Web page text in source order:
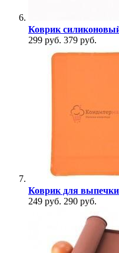
Коврик
299 руб. 379 руб.
Коврик для выпечки
249 руб. 290 руб.